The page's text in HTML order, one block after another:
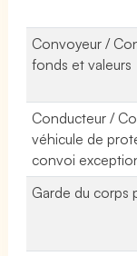
Convoyeur /
fonds et valeurs
Conducteur /
véhicule de
convoi
Garde du corps